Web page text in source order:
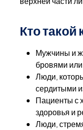
Кто такой
Мужчины и
бровями
Люди,
сердитыми
Пациенты с
здоровья и
Люди,